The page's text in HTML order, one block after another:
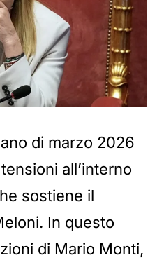
di marzo 2026
all’interno
sostiene il
In questo
di Mario Monti,